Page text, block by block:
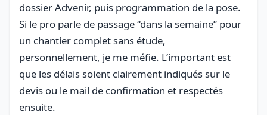
dossier Advenir, puis programmation de la pose.
Si le pro parle de passage “dans la semaine” pour
un chantier complet sans étude,
personnellement, je me méfie. L’important est
que les délais soient clairement indiqués sur le
devis ou le mail de confirmation et respectés
ensuite.